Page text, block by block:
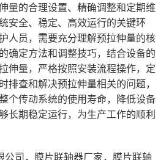
量的合理设置、精确调整和定期维
安全、稳定、高效运行的关键环
人员，需要充分理解预拉伸量的核
确定方法和调整技巧，结合设备的
伸量，严格按照安装流程操作，定
排查和解决预拉伸量相关的问题，
个传动系统的使用寿命，降低设备
长期稳定运行，为生产工作的顺利
司， 膜片联轴器厂家， 膜片联轴